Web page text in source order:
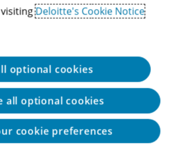
Deloitte's Cookie Notice.
optional cookies
all optional cookies
cookie preferences